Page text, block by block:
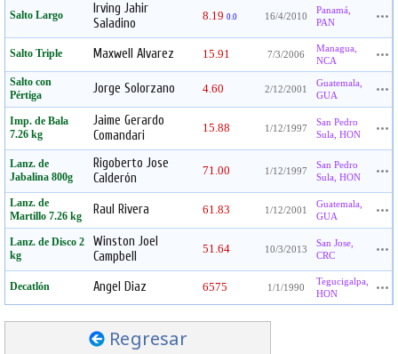
Salto Largo
Irving Jahir
Saladino
8.19 0.0 16/4/2010
Panamá,
PAN
Salto Triple Maxwell Alvarez 15.91 7/3/2006
Managua,
NCA
Salto con
Pértiga
Jorge Solorzano 4.60 2/12/2001
Guatemala,
GUA
Imp. de Bala
7.26 kg
Jaime Gerardo
Comandari
15.88 1/12/1997
San Pedro
Sula, HON
Lanz. de
Jabalina 800g
Rigoberto Jose
Calderón
71.00 1/12/1997
San Pedro
Sula, HON
Lanz. de
Martillo 7.26 kg
Raul Rivera 61.83 1/12/2001
Guatemala,
GUA
Lanz. de Disco 2
kg
Winston Joel
Campbell
51.64 10/3/2013
San Jose,
CRC
Decatlón Angel Diaz 6575 1/1/1990
Tegucigalpa,
HON
Regresar